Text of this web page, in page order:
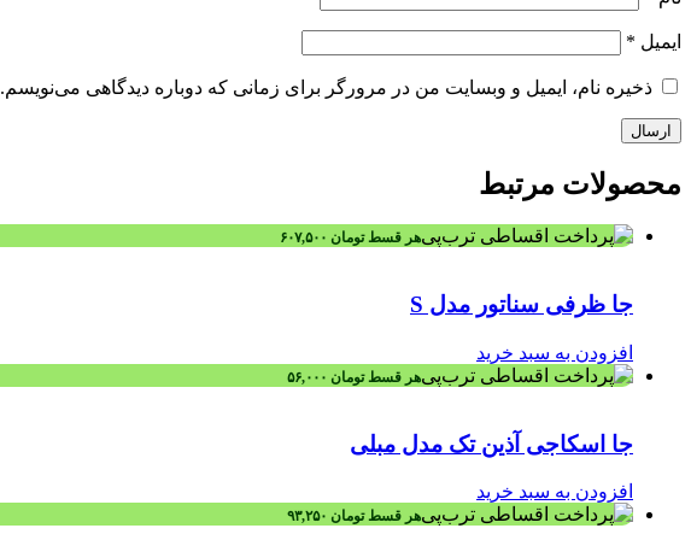
ایمیل *
ذخیره نام، ایمیل و وبسایت من در مرورگر برای زمانی که دوباره دیدگاهی می‌نویسم.
محصولات مرتبط
هر قسطتومان
جا ظرفی سناتور مدل S
افزودن به سبد خرید
هر قسطتومان
جا اسکاجی آذین تک مدل مبلی
افزودن به سبد خرید
هر قسطتومان